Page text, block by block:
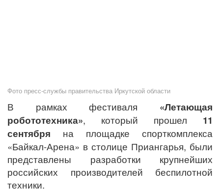
Фото пресс-службы правительства Иркутской области
В рамках фестиваля «Летающая
робототехника», который прошел 11
сентября на площадке спорткомплекса
«Байкал-Арена» в столице Приангарья, были
представлены разработки крупнейших
российских производителей беспилотной
техники.